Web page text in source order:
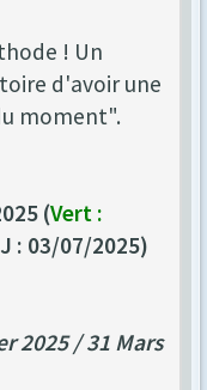
! Un
d'avoir une
moment".
(Vert :
: 03/07/2025)
2025 / 31 Mars